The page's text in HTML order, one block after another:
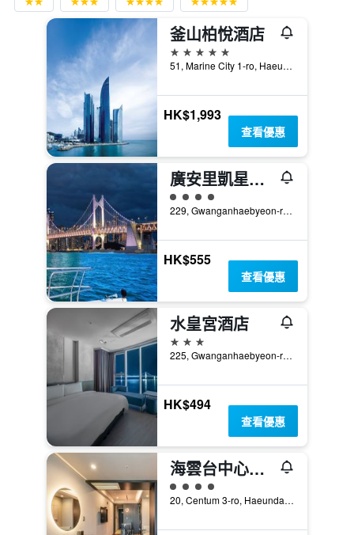
釜山柏悅酒店
5星級
51, Marine City 1-ro, Haeundae-gu, 釜山, 韓國
HK$1,993
查看優惠
廣安里凱星頓肯特酒店
4星級評級
229, Gwanganhaebyeon-ro, Suyeong-gu, 釜山, 韓國
HK$555
查看優惠
水皇宮酒店
3星級
225, Gwanganhaebyeon-ro, Suyeong-gu, 釜山, 韓國
HK$494
查看優惠
海雲台中心酒店
4星級評級
20, Centum 3-ro, Haeundae-gu, 釜山, 韓國